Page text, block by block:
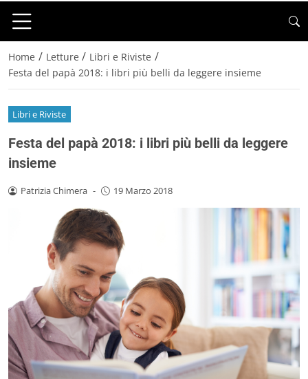
Home / Letture / Libri e Riviste /
Festa del papà 2018: i libri più belli da leggere insieme
Libri e Riviste
Festa del papà 2018: i libri più belli da leggere
insieme
Patrizia Chimera - 19 Marzo 2018